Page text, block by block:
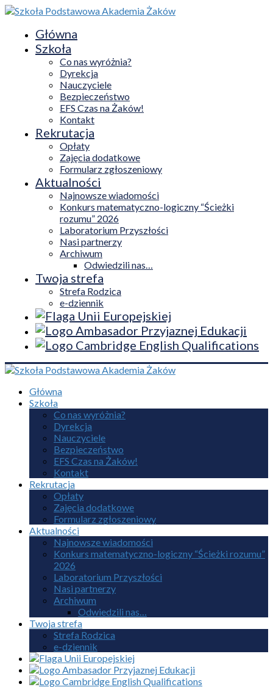
Główna
Szkoła
Co nas wyróżnia?
Dyrekcja
Nauczyciele
Bezpieczeństwo
EFS Czas na Żaków!
Kontakt
Rekrutacja
Opłaty
Zajęcia dodatkowe
Formularz zgłoszeniowy
Aktualności
Najnowsze wiadomości
Konkurs matematyczno-logiczny “Ścieżki
rozumu” 2026
Laboratorium Przyszłości
Nasi partnerzy
Archiwum
Odwiedzili nas…
Twoja strefa
Strefa Rodzica
e-dziennik
Główna
Szkoła
Co nas wyróżnia?
Dyrekcja
Nauczyciele
Bezpieczeństwo
EFS Czas na Żaków!
Kontakt
Rekrutacja
Opłaty
Zajęcia dodatkowe
Formularz zgłoszeniowy
Aktualności
Najnowsze wiadomości
Konkurs matematyczno-logiczny “Ścieżki rozumu”
2026
Laboratorium Przyszłości
Nasi partnerzy
Archiwum
Odwiedzili nas…
Twoja strefa
Strefa Rodzica
e-dziennik